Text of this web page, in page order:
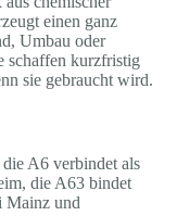
einen ganz
Umbau oder
schaffen kurzfristig
sie gebraucht wird.
A6 verbindet als
die A63 bindet
Mainz und